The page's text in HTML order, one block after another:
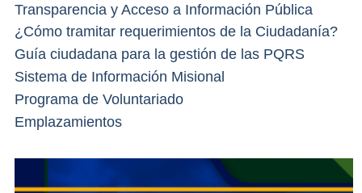
Transparencia y Acceso a Información Pública
¿Cómo tramitar requerimientos de la Ciudadanía?
Guía ciudadana para la gestión de las PQRS
Sistema de Información Misional
Programa de Voluntariado
Emplazamientos